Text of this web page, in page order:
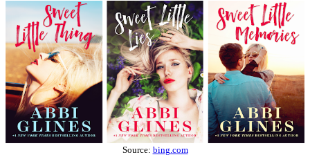
Source: bing.com